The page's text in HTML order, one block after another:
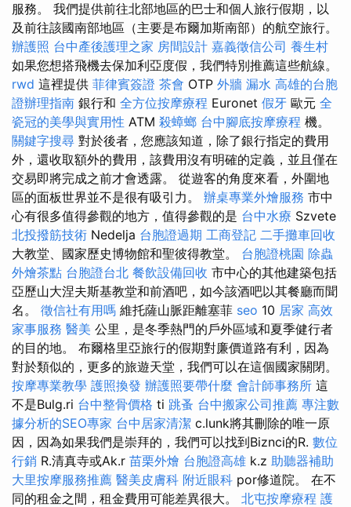
服務。 我們提供前往北部地區的巴士和個人旅行假期，以
及前往該國南部地區（主要是布爾加斯南部）的航空旅行。
辦護照 台中產後護理之家 房間設計 嘉義徵信公司 養生村
如果您想搭飛機去保加利亞度假，我們特別推薦這些航線。
rwd 這裡提供 菲律賓簽證 茶會 OTP 外牆 漏水 高雄的台胞
證辦理指南 銀行和 全方位按摩療程 Euronet 假牙 歐元 全
瓷冠的美學與實用性 ATM 殺蟑螂 台中腳底按摩療程 機。
關鍵字搜尋 對於後者，您應該知道，除了銀行指定的費用
外，還收取額外的費用，該費用沒有明確的定義，並且僅在
交易即將完成之前才會透露。 從遊客的角度來看，外圍地
區的面板世界並不是很有吸引力。 辦桌專業外燴服務 市中
心有很多值得參觀的地方，值得參觀的是 台中水療 Szvete
北投撥筋技術 Nedelja 台胞證過期 工商登記 二手攤車回收
大教堂、國家歷史博物館和聖彼得教堂。 台胞證桃園 除蟲
外燴茶點 台胞證台北 餐飲設備回收 市中心的其他建築包括
亞歷山大涅夫斯基教堂和前酒吧，如今該酒吧以其餐廳而聞
名。 徵信社有用嗎 維托薩山脈距離塞菲 seo 10 居家 高效
家事服務 醫美 公里，是冬季熱門的戶外區域和夏季健行者
的目的地。 布爾格里亞旅行的假期對廉價道路有利，因為
對於類似的，更多的旅遊天堂，我們可以在這個國家關閉。
按摩專業教學 護照換發 辦護照要帶什麼 會計師事務所 這
不是Bulg.ri 台中整骨價格 ti 跳蚤 台中搬家公司推薦 專注數
據分析的SEO專家 台中居家清潔 c.lunk將其刪除的唯一原
因，因為如果我們是崇拜的，我們可以找到Biznci的R. 數位
行銷 R.清真寺或Ak.r 苗栗外燴 台胞證高雄 k.z 助聽器補助
大里按摩服務推薦 醫美皮膚科 附近眼科 por修道院。 在不
同的租金之間，租金費用可能差異很大。 北屯按摩療程 護